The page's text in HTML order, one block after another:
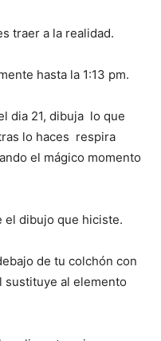
traer a la realidad.
hasta la 1:13 pm.
dia 21, dibuja lo que
lo haces respira
el mágico momento
dibujo que hiciste.
de tu colchón con
sustituye al elemento